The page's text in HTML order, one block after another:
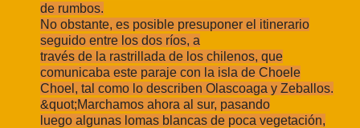
de rumbos.
No obstante, es posible presuponer el itinerario
seguido entre los dos ríos, a
través de la rastrillada de los chilenos, que
comunicaba este paraje con la isla de Choele
Choel, tal como lo describen Olascoaga y Zeballos.
&quot;Marchamos ahora al sur, pasando
luego algunas lomas blancas de poca vegetación,